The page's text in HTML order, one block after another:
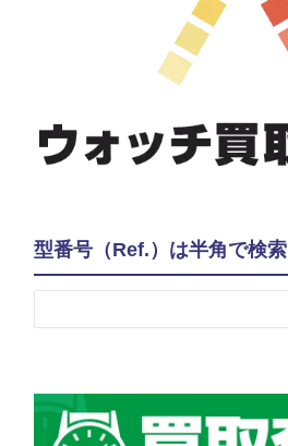
型番号（Ref.）は半角で検索